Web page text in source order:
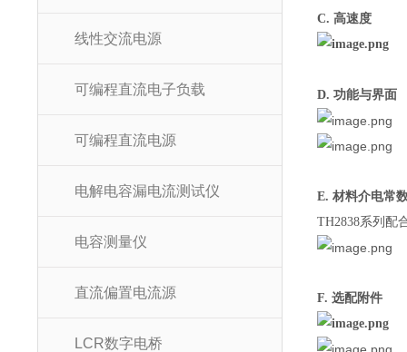
线性交流电源
可编程直流电子负载
可编程直流电源
电解电容漏电流测试仪
电容测量仪
直流偏置电流源
LCR数字电桥
C. 高速度
D. 功能与界面
E. 材料介电常
TH2838系列配
F. 选配附件